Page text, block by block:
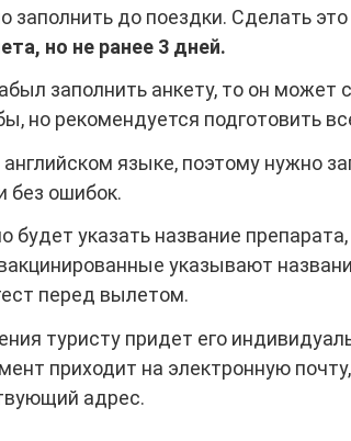
заполнить до поездки. Сделать
но не ранее 3 дней.
заполнить анкету, то он может
но рекомендуется подготовить
английском языке, поэтому нужно
без ошибок.
будет указать название
указывают
перед вылетом.
туристу придет его
приходит на электронную
адрес.